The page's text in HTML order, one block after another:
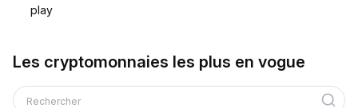
play
Les cryptomonnaies les plus en vogue
Rechercher